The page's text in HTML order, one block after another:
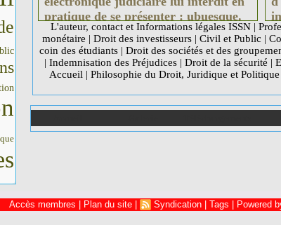
pratique de se présenter : ubuesque.
L'auteur, contact et Informations légales ISSN |
monétaire | Droit des investisseurs | Civil et Public |
coin des étudiants | Droit des sociétés et des
| Indemnisation des Préjudices | Droit de la sécurité |
Accueil | Philosophie du Droit, Juridique et Politique
Accès membres Plan du site Syndication Tags Powered